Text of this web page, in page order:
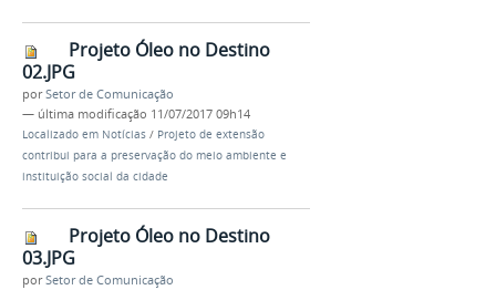
Projeto Óleo no Destino
02.JPG
porSetor de Comunicação
— última modificação 11/07/2017 09h14
Localizado em Notícias / Projeto de extensão
contribui para a preservação do meio ambiente e
instituição social da cidade
Projeto Óleo no Destino
03.JPG
porSetor de Comunicação